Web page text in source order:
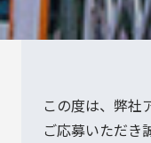
この度は、弊社
ご応募いただき